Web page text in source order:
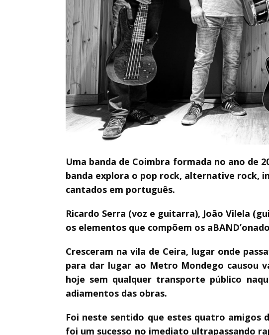
Uma banda de Coimbra formada no ano de
banda explora o pop rock, alternative rock,
cantados em português.
Ricardo Serra (voz e guitarra), João Vilela
os elementos que compõem os
Cresceram na vila de Ceira, lugar onde
para dar lugar ao Metro Mondego causou
hoje sem qualquer transporte público
adiamentos das obras.
Foi neste sentido que estes quatro amigos
foi um sucesso no imediato ultrapassando